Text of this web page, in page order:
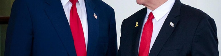
mevcut başbakana destek verebileceğinin sinyalini
verdi. Trump, diğer taraftan İsrail'in İran'ın nükleer
tesislerine tek başına saldırı düzenlemesi halinde
"eğer küçük çaplı olursa" destek verebileceğini de